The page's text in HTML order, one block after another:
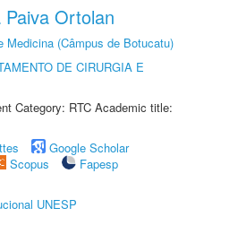
Ortolan
Medicina (Câmpus de Botucatu)
DE CIRURGIA E
Category: RTC Academic title:
Google Scholar
Scopus
Fapesp
UNESP